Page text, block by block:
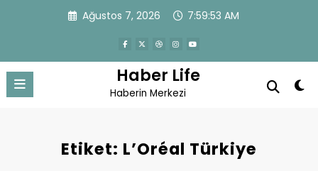
Ağustos 7, 2026 7:59:54 AM
Haber Life
Haberin Merkezi
Etiket: L’Oréal Türkiye